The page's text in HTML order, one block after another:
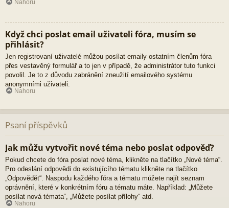
Nahoru
Když chci poslat email uživateli fóra, musím se
přihlásit?
Jen registrovaní uživatelé můžou posílat emaily ostatním členům fóra
přes vestavěný formulář a to jen v případě, že administrátor tuto funkci
povolil. Je to z důvodu zabránění zneužití emailového systému
anonymními uživateli.
Nahoru
Psaní příspěvků
Jak můžu vytvořit nové téma nebo poslat odpověď?
Pokud chcete do fóra poslat nové téma, klikněte na tlačítko „Nové téma“.
Pro odeslání odpovědi do existujícího tématu klikněte na tlačítko
„Odpovědět“. Naspodu každého fóra a tématu můžete najít seznam
oprávnění, které v konkrétním fóru a tématu máte. Například: „Můžete
posílat nová témata“, „Můžete posílat přílohy“ atd.
Nahoru